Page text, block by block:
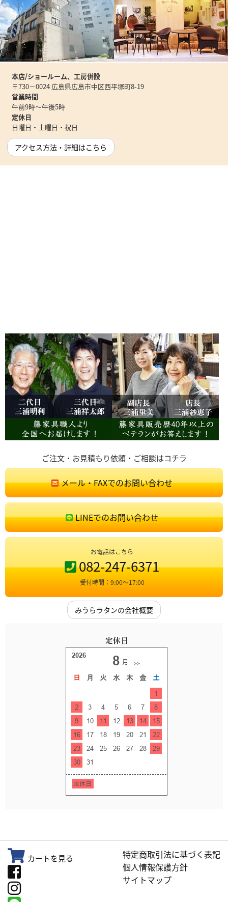
本店/ショールーム、工房併設
〒730－0024 広島県広島市中区西平塚町8-19
営業時間
午前9時～午後5時
定休日
日曜日・土曜日・祝日
アクセス方法・詳細はこちら
ご注文・お見積もり依頼・ご相談はコチラ
メール・FAXでのお問い合わせ
LINEでのお問い合わせ
お電話はこちら
082-247-6371
受付時間：9:00〜17:00
みうらラタンの会社概要
定休日
カートを見る
特定商取引法に基づく表記
個人情報保護方針
サイトマップ